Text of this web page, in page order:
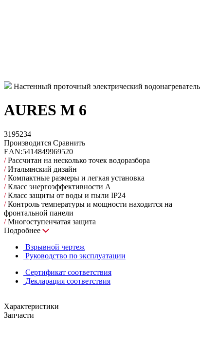
Настенный проточный электрический водонагреватель
AURES M 6
3195234
Производится Сравнить
EAN:5414849969520
/Рассчитан на несколько точек водоразбора
/Итальянский дизайн
/Компактные размеры и легкая установка
/Класс энергоэффективности A
/Класс защиты от воды и пыли IP24
/Контроль температуры и мощности находится на
фронтальной панели
/Многоступенчатая защита
Подробнее
Взрывной чертеж
Руководство по эксплуатации
Сертификат соответствия
Декларация соответствия
Характеристики
Запчасти